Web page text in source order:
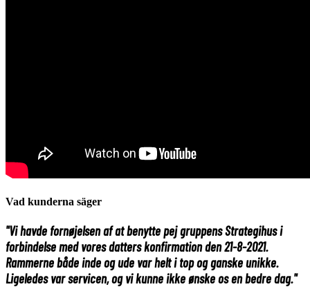
Vad kunderna säger
"Vi havde fornøjelsen af at benytte pej gruppens Strategihus i
forbindelse med vores datters konfirmation den 21-8-2021.
Rammerne både inde og ude var helt i top og ganske unikke.
Ligeledes var servicen, og vi kunne ikke ønske os en bedre dag."